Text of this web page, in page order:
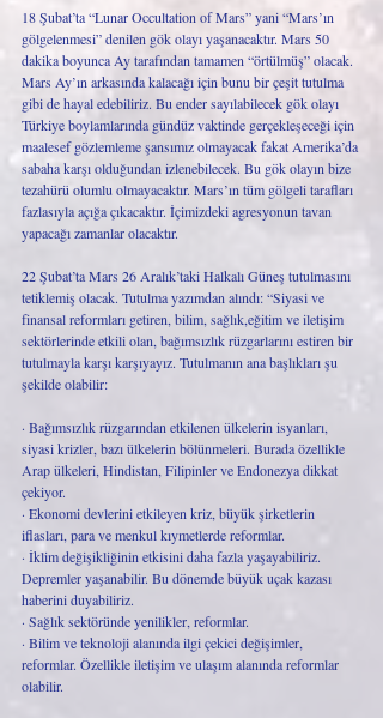
18 Şubat’ta “Lunar Occultation of Mars” yani “Mars’ın
gölgelenmesi” denilen gök olayı yaşanacaktır. Mars 50
dakika boyunca Ay tarafından tamamen “örtülmüş” olacak.
Mars Ay’ın arkasında kalacağı için bunu bir çeşit tutulma
gibi de hayal edebiliriz. Bu ender sayılabilecek gök olayı
Türkiye boylamlarında gündüz vaktinde gerçekleşeceği için
maalesef gözlemleme şansımız olmayacak fakat Amerika’da
sabaha karşı olduğundan izlenebilecek. Bu gök olayın bize
tezahürü olumlu olmayacaktır. Mars’ın tüm gölgeli tarafları
fazlasıyla açığa çıkacaktır. İçimizdeki agresyonun tavan
yapacağı zamanlar olacaktır.
22 Şubat’ta Mars 26 Aralık’taki Halkalı Güneş tutulmasını
tetiklemiş olacak. Tutulma yazımdan alındı: “Siyasi ve
finansal reformları getiren, bilim, sağlık,eğitim ve iletişim
sektörlerinde etkili olan, bağımsızlık rüzgarlarını estiren bir
tutulmayla karşı karşıyayız. Tutulmanın ana başlıkları şu
şekilde olabilir:
· Bağımsızlık rüzgarından etkilenen ülkelerin isyanları,
siyasi krizler, bazı ülkelerin bölünmeleri. Burada özellikle
Arap ülkeleri, Hindistan, Filipinler ve Endonezya dikkat
çekiyor.
· Ekonomi devlerini etkileyen kriz, büyük şirketlerin
iflasları, para ve menkul kıymetlerde reformlar.
· İklim değişikliğinin etkisini daha fazla yaşayabiliriz.
Depremler yaşanabilir. Bu dönemde büyük uçak kazası
haberini duyabiliriz.
· Sağlık sektöründe yenilikler, reformlar.
· Bilim ve teknoloji alanında ilgi çekici değişimler,
reformlar. Özellikle iletişim ve ulaşım alanında reformlar
olabilir.